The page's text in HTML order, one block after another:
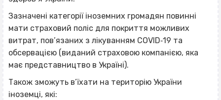
Зазначені категорії іноземних громадян повинні
мати страховий поліс для покриття можливих
витрат, пов’язаних з лікуванням СОVID‐19 та
обсервацією (виданий страховою компанією, яка
має представництво в Україні).
Також зможуть в’їхати на територію України
іноземці, які: